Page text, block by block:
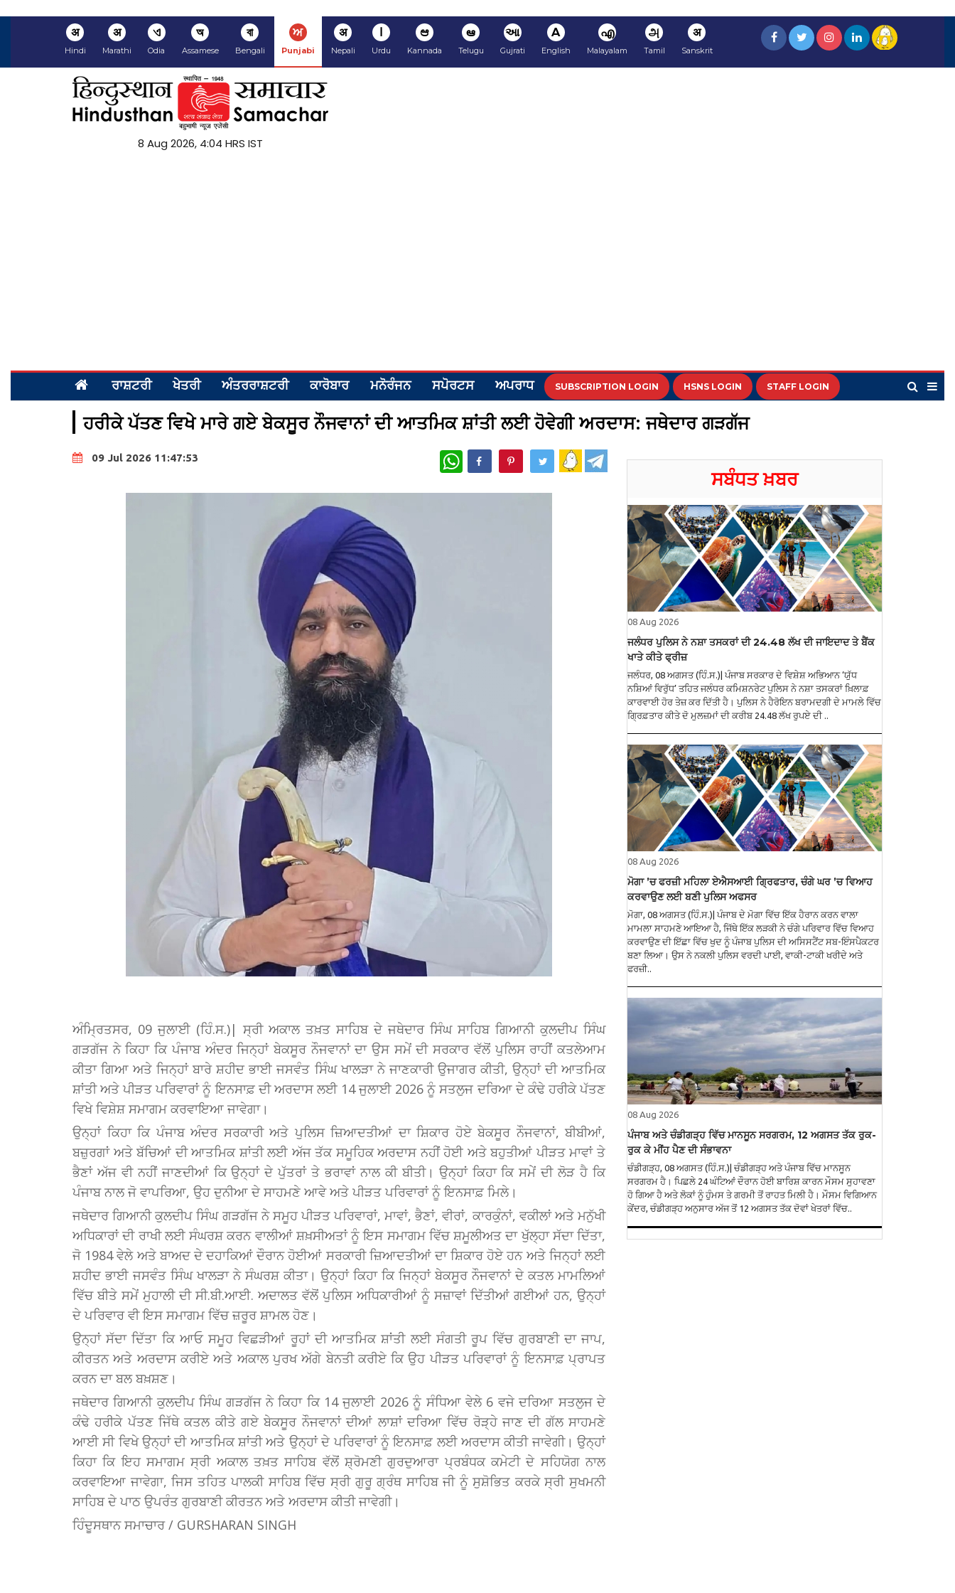
अ
Hindi
अ
Marathi
ଏ
Odia
অ
Assamese
বা
Bengali
ਅ
Punjabi
अ
Nepali
ا
Urdu
ಆ
Kannada
ఆ
Telugu
આ
Gujrati
A
English
എ
Malayalam
அ
Tamil
अ
Sanskrit
8 Aug 2026, 4:04 HRS IST
ਰਾਸ਼ਟਰੀ ਖੇਤਰੀ ਅੰਤਰਰਾਸ਼ਟਰੀ ਕਾਰੋਬਾਰ ਮਨੋਰੰਜਨ ਸਪੋਰਟਸ ਅਪਰਾਧ SUBSCRIPTION LOGIN HSNS LOGIN STAFF LOGIN
ਹਰੀਕੇ ਪੱਤਣ ਵਿਖੇ ਮਾਰੇ ਗਏ ਬੇਕਸੂਰ ਨੌਜਵਾਨਾਂ ਦੀ ਆਤਮਿਕ ਸ਼ਾਂਤੀ ਲਈ ਹੋਵੇਗੀ ਅਰਦਾਸ: ਜਥੇਦਾਰ ਗੜਗੱਜ
09 Jul 2026 11:47:53 WhatsApp
ਅੰਮ੍ਰਿਤਸਰ, 09 ਜੁਲਾਈ (ਹਿੰ.ਸ.)| ਸ੍ਰੀ ਅਕਾਲ ਤਖ਼ਤ ਸਾਹਿਬ ਦੇ ਜਥੇਦਾਰ ਸਿੰਘ ਸਾਹਿਬ ਗਿਆਨੀ ਕੁਲਦੀਪ ਸਿੰਘ
ਗੜਗੱਜ ਨੇ ਕਿਹਾ ਕਿ ਪੰਜਾਬ ਅੰਦਰ ਜਿਨ੍ਹਾਂ ਬੇਕਸੂਰ ਨੌਜਵਾਨਾਂ ਦਾ ਉਸ ਸਮੇਂ ਦੀ ਸਰਕਾਰ ਵੱਲੋਂ ਪੁਲਿਸ ਰਾਹੀਂ ਕਤਲੇਆਮ
ਕੀਤਾ ਗਿਆ ਅਤੇ ਜਿਨ੍ਹਾਂ ਬਾਰੇ ਸ਼ਹੀਦ ਭਾਈ ਜਸਵੰਤ ਸਿੰਘ ਖਾਲੜਾ ਨੇ ਜਾਣਕਾਰੀ ਉਜਾਗਰ ਕੀਤੀ, ਉਨ੍ਹਾਂ ਦੀ ਆਤਮਿਕ
ਸ਼ਾਂਤੀ ਅਤੇ ਪੀੜਤ ਪਰਿਵਾਰਾਂ ਨੂੰ ਇਨਸਾਫ਼ ਦੀ ਅਰਦਾਸ ਲਈ 14 ਜੁਲਾਈ 2026 ਨੂੰ ਸਤਲੁਜ ਦਰਿਆ ਦੇ ਕੰਢੇ ਹਰੀਕੇ ਪੱਤਣ
ਵਿਖੇ ਵਿਸ਼ੇਸ਼ ਸਮਾਗਮ ਕਰਵਾਇਆ ਜਾਵੇਗਾ।
ਉਨ੍ਹਾਂ ਕਿਹਾ ਕਿ ਪੰਜਾਬ ਅੰਦਰ ਸਰਕਾਰੀ ਅਤੇ ਪੁਲਿਸ ਜ਼ਿਆਦਤੀਆਂ ਦਾ ਸ਼ਿਕਾਰ ਹੋਏ ਬੇਕਸੂਰ ਨੌਜਵਾਨਾਂ, ਬੀਬੀਆਂ,
ਬਜ਼ੁਰਗਾਂ ਅਤੇ ਬੱਚਿਆਂ ਦੀ ਆਤਮਿਕ ਸ਼ਾਂਤੀ ਲਈ ਅੱਜ ਤੱਕ ਸਮੂਹਿਕ ਅਰਦਾਸ ਨਹੀਂ ਹੋਈ ਅਤੇ ਬਹੁਤੀਆਂ ਪੀੜਤ ਮਾਵਾਂ ਤੇ
ਭੈਣਾਂ ਅੱਜ ਵੀ ਨਹੀਂ ਜਾਣਦੀਆਂ ਕਿ ਉਨ੍ਹਾਂ ਦੇ ਪੁੱਤਰਾਂ ਤੇ ਭਰਾਵਾਂ ਨਾਲ ਕੀ ਬੀਤੀ। ਉਨ੍ਹਾਂ ਕਿਹਾ ਕਿ ਸਮੇਂ ਦੀ ਲੋੜ ਹੈ ਕਿ
ਪੰਜਾਬ ਨਾਲ ਜੋ ਵਾਪਰਿਆ, ਉਹ ਦੁਨੀਆ ਦੇ ਸਾਹਮਣੇ ਆਵੇ ਅਤੇ ਪੀੜਤ ਪਰਿਵਾਰਾਂ ਨੂੰ ਇਨਸਾਫ਼ ਮਿਲੇ।
ਜਥੇਦਾਰ ਗਿਆਨੀ ਕੁਲਦੀਪ ਸਿੰਘ ਗੜਗੱਜ ਨੇ ਸਮੂਹ ਪੀੜਤ ਪਰਿਵਾਰਾਂ, ਮਾਵਾਂ, ਭੈਣਾਂ, ਵੀਰਾਂ, ਕਾਰਕੁੰਨਾਂ, ਵਕੀਲਾਂ ਅਤੇ ਮਨੁੱਖੀ
ਅਧਿਕਾਰਾਂ ਦੀ ਰਾਖੀ ਲਈ ਸੰਘਰਸ਼ ਕਰਨ ਵਾਲੀਆਂ ਸ਼ਖ਼ਸੀਅਤਾਂ ਨੂੰ ਇਸ ਸਮਾਗਮ ਵਿੱਚ ਸ਼ਮੂਲੀਅਤ ਦਾ ਖੁੱਲ੍ਹਾ ਸੱਦਾ ਦਿੱਤਾ,
ਜੋ 1984 ਵੇਲੇ ਅਤੇ ਬਾਅਦ ਦੇ ਦਹਾਕਿਆਂ ਦੌਰਾਨ ਹੋਈਆਂ ਸਰਕਾਰੀ ਜ਼ਿਆਦਤੀਆਂ ਦਾ ਸ਼ਿਕਾਰ ਹੋਏ ਹਨ ਅਤੇ ਜਿਨ੍ਹਾਂ ਲਈ
ਸ਼ਹੀਦ ਭਾਈ ਜਸਵੰਤ ਸਿੰਘ ਖਾਲੜਾ ਨੇ ਸੰਘਰਸ਼ ਕੀਤਾ। ਉਨ੍ਹਾਂ ਕਿਹਾ ਕਿ ਜਿਨ੍ਹਾਂ ਬੇਕਸੂਰ ਨੌਜਵਾਨਾਂ ਦੇ ਕਤਲ ਮਾਮਲਿਆਂ
ਵਿੱਚ ਬੀਤੇ ਸਮੇਂ ਮੁਹਾਲੀ ਦੀ ਸੀ.ਬੀ.ਆਈ. ਅਦਾਲਤ ਵੱਲੋਂ ਪੁਲਿਸ ਅਧਿਕਾਰੀਆਂ ਨੂੰ ਸਜ਼ਾਵਾਂ ਦਿੱਤੀਆਂ ਗਈਆਂ ਹਨ, ਉਨ੍ਹਾਂ
ਦੇ ਪਰਿਵਾਰ ਵੀ ਇਸ ਸਮਾਗਮ ਵਿੱਚ ਜ਼ਰੂਰ ਸ਼ਾਮਲ ਹੋਣ।
ਉਨ੍ਹਾਂ ਸੱਦਾ ਦਿੱਤਾ ਕਿ ਆਓ ਸਮੂਹ ਵਿਛੜੀਆਂ ਰੂਹਾਂ ਦੀ ਆਤਮਿਕ ਸ਼ਾਂਤੀ ਲਈ ਸੰਗਤੀ ਰੂਪ ਵਿੱਚ ਗੁਰਬਾਣੀ ਦਾ ਜਾਪ,
ਕੀਰਤਨ ਅਤੇ ਅਰਦਾਸ ਕਰੀਏ ਅਤੇ ਅਕਾਲ ਪੁਰਖ ਅੱਗੇ ਬੇਨਤੀ ਕਰੀਏ ਕਿ ਉਹ ਪੀੜਤ ਪਰਿਵਾਰਾਂ ਨੂੰ ਇਨਸਾਫ਼ ਪ੍ਰਾਪਤ
ਕਰਨ ਦਾ ਬਲ ਬਖ਼ਸ਼ਣ।
ਜਥੇਦਾਰ ਗਿਆਨੀ ਕੁਲਦੀਪ ਸਿੰਘ ਗੜਗੱਜ ਨੇ ਕਿਹਾ ਕਿ 14 ਜੁਲਾਈ 2026 ਨੂੰ ਸੰਧਿਆ ਵੇਲੇ 6 ਵਜੇ ਦਰਿਆ ਸਤਲੁਜ ਦੇ
ਕੰਢੇ ਹਰੀਕੇ ਪੱਤਣ ਜਿੱਥੇ ਕਤਲ ਕੀਤੇ ਗਏ ਬੇਕਸੂਰ ਨੌਜਵਾਨਾਂ ਦੀਆਂ ਲਾਸ਼ਾਂ ਦਰਿਆ ਵਿੱਚ ਰੋੜ੍ਹੇ ਜਾਣ ਦੀ ਗੱਲ ਸਾਹਮਣੇ
ਆਈ ਸੀ ਵਿਖੇ ਉਨ੍ਹਾਂ ਦੀ ਆਤਮਿਕ ਸ਼ਾਂਤੀ ਅਤੇ ਉਨ੍ਹਾਂ ਦੇ ਪਰਿਵਾਰਾਂ ਨੂੰ ਇਨਸਾਫ਼ ਲਈ ਅਰਦਾਸ ਕੀਤੀ ਜਾਵੇਗੀ। ਉਨ੍ਹਾਂ
ਕਿਹਾ ਕਿ ਇਹ ਸਮਾਗਮ ਸ੍ਰੀ ਅਕਾਲ ਤਖ਼ਤ ਸਾਹਿਬ ਵੱਲੋਂ ਸ਼੍ਰੋਮਣੀ ਗੁਰਦੁਆਰਾ ਪ੍ਰਬੰਧਕ ਕਮੇਟੀ ਦੇ ਸਹਿਯੋਗ ਨਾਲ
ਕਰਵਾਇਆ ਜਾਵੇਗਾ, ਜਿਸ ਤਹਿਤ ਪਾਲਕੀ ਸਾਹਿਬ ਵਿੱਚ ਸ੍ਰੀ ਗੁਰੂ ਗ੍ਰੰਥ ਸਾਹਿਬ ਜੀ ਨੂੰ ਸੁਸ਼ੋਭਿਤ ਕਰਕੇ ਸ੍ਰੀ ਸੁਖਮਨੀ
ਸਾਹਿਬ ਦੇ ਪਾਠ ਉਪਰੰਤ ਗੁਰਬਾਣੀ ਕੀਰਤਨ ਅਤੇ ਅਰਦਾਸ ਕੀਤੀ ਜਾਵੇਗੀ।
ਹਿੰਦੂਸਥਾਨ ਸਮਾਚਾਰ / GURSHARAN SINGH
ਸਬੰਧਤ ਖ਼ਬਰ
08 Aug 2026
ਜਲੰਧਰ ਪੁਲਿਸ ਨੇ ਨਸ਼ਾ ਤਸਕਰਾਂ ਦੀ 24.48 ਲੱਖ ਦੀ ਜਾਇਦਾਦ ਤੇ ਬੈਂਕ
ਖਾਤੇ ਕੀਤੇ ਫ੍ਰੀਜ਼
ਜਲੰਧਰ, 08 ਅਗਸਤ (ਹਿੰ.ਸ.)| ਪੰਜਾਬ ਸਰਕਾਰ ਦੇ ਵਿਸ਼ੇਸ਼ ਅਭਿਆਨ ‘ਯੁੱਧ
ਨਸ਼ਿਆਂ ਵਿਰੁੱਧ’ ਤਹਿਤ ਜਲੰਧਰ ਕਮਿਸ਼ਨਰੇਟ ਪੁਲਿਸ ਨੇ ਨਸ਼ਾ ਤਸਕਰਾਂ ਖ਼ਿਲਾਫ਼
ਕਾਰਵਾਈ ਹੋਰ ਤੇਜ਼ ਕਰ ਦਿੱਤੀ ਹੈ। ਪੁਲਿਸ ਨੇ ਹੈਰੋਇਨ ਬਰਾਮਦਗੀ ਦੇ ਮਾਮਲੇ ਵਿੱਚ
ਗ੍ਰਿਫ਼ਤਾਰ ਕੀਤੇ ਦੋ ਮੁਲਜ਼ਮਾਂ ਦੀ ਕਰੀਬ 24.48 ਲੱਖ ਰੁਪਏ ਦੀ ..
08 Aug 2026
ਮੋਗਾ ’ਚ ਫਰਜ਼ੀ ਮਹਿਲਾ ਏਐਸਆਈ ਗ੍ਰਿਫਤਾਰ, ਚੰਗੇ ਘਰ ’ਚ ਵਿਆਹ
ਕਰਵਾਉਣ ਲਈ ਬਣੀ ਪੁਲਿਸ ਅਫਸਰ
ਮੋਗਾ, 08 ਅਗਸਤ (ਹਿੰ.ਸ.)| ਪੰਜਾਬ ਦੇ ਮੋਗਾ ਵਿੱਚ ਇੱਕ ਹੈਰਾਨ ਕਰਨ ਵਾਲਾ
ਮਾਮਲਾ ਸਾਹਮਣੇ ਆਇਆ ਹੈ, ਜਿੱਥੇ ਇੱਕ ਲੜਕੀ ਨੇ ਚੰਗੇ ਪਰਿਵਾਰ ਵਿੱਚ ਵਿਆਹ
ਕਰਵਾਉਣ ਦੀ ਇੱਛਾ ਵਿੱਚ ਖੁਦ ਨੂੰ ਪੰਜਾਬ ਪੁਲਿਸ ਦੀ ਅਸਿਸਟੈਂਟ ਸਬ-ਇੰਸਪੈਕਟਰ
ਬਣਾ ਲਿਆ। ਉਸ ਨੇ ਨਕਲੀ ਪੁਲਿਸ ਵਰਦੀ ਪਾਈ, ਵਾਕੀ-ਟਾਕੀ ਖਰੀਦੇ ਅਤੇ
ਫਰਜ਼ੀ..
08 Aug 2026
ਪੰਜਾਬ ਅਤੇ ਚੰਡੀਗੜ੍ਹ ਵਿੱਚ ਮਾਨਸੂਨ ਸਰਗਰਮ, 12 ਅਗਸਤ ਤੱਕ ਰੁਕ-
ਰੁਕ ਕੇ ਮੀਂਹ ਪੈਣ ਦੀ ਸੰਭਾਵਨਾ
ਚੰਡੀਗੜ੍ਹ, 08 ਅਗਸਤ (ਹਿੰ.ਸ.)| ਚੰਡੀਗੜ੍ਹ ਅਤੇ ਪੰਜਾਬ ਵਿੱਚ ਮਾਨਸੂਨ
ਸਰਗਰਮ ਹੈ। ਪਿਛਲੇ 24 ਘੰਟਿਆਂ ਦੌਰਾਨ ਹੋਈ ਬਾਰਿਸ਼ ਕਾਰਨ ਮੌਸਮ ਸੁਹਾਵਣਾ
ਹੋ ਗਿਆ ਹੈ ਅਤੇ ਲੋਕਾਂ ਨੂੰ ਹੁੰਮਸ ਤੇ ਗਰਮੀ ਤੋਂ ਰਾਹਤ ਮਿਲੀ ਹੈ। ਮੌਸਮ ਵਿਗਿਆਨ
ਕੇਂਦਰ, ਚੰਡੀਗੜ੍ਹ ਅਨੁਸਾਰ ਅੱਜ ਤੋਂ 12 ਅਗਸਤ ਤੱਕ ਦੋਵਾਂ ਖੇਤਰਾਂ ਵਿੱਚ..